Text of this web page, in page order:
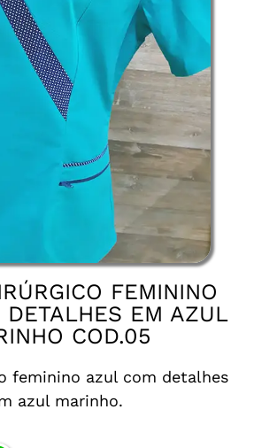
FEMININO
EM AZUL
COD.05
feminino azul com detalhes
azul marinho.